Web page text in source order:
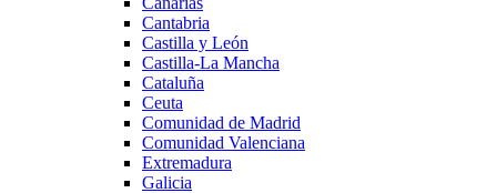
Cantabria
Castilla y León
Castilla-La Mancha
Cataluña
Ceuta
Comunidad de Madrid
Comunidad Valenciana
Extremadura
Galicia